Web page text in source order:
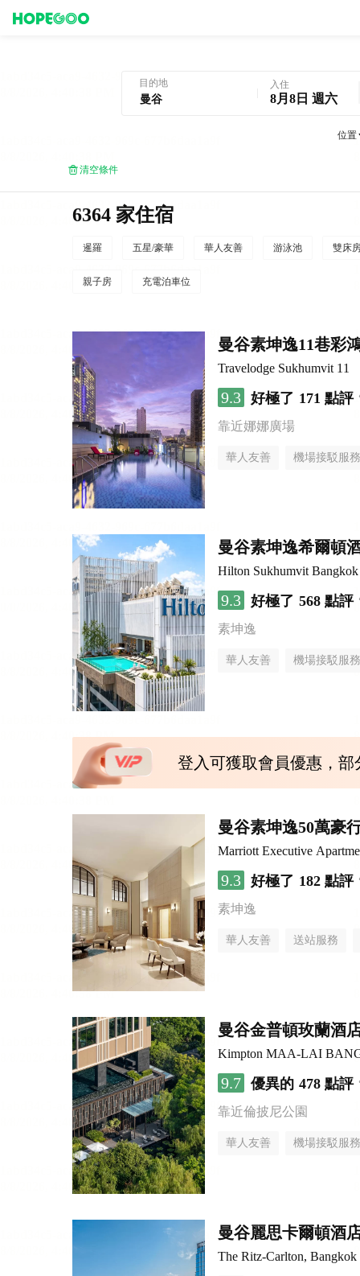
目的地 入住
8月8日 週六
位置
清空條件
6364 家住宿
暹羅 五星/豪華 華人友善 游泳池 雙床
親子房 充電泊車位
曼谷素坤逸11巷彩
Travelodge Sukhumvit 11
9.3 好極了 171 點評
靠近娜娜廣場
華人友善 機場接駁服務
曼谷素坤逸希爾頓
Hilton Sukhumvit Bangkok
9.3 好極了 568 點評
素坤逸
華人友善 機場接駁服務
登入可獲取會員優惠，
曼谷素坤逸50萬豪
Marriott Executive
9.3 好極了 182 點評
素坤逸
華人友善 送站服務
曼谷金普頓玫蘭酒
Kimpton MAA-LAI
9.7 優異的 478 點評
靠近倫披尼公園
華人友善 機場接駁服務
曼谷麗思卡爾頓酒
The Ritz-Carlton, Bangkok